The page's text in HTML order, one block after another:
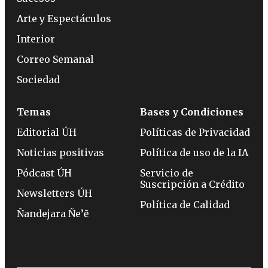
Arte y Espectáculos
Interior
Correo Semanal
Sociedad
Temas
Editorial ÚH
Noticias positivas
Pódcast ÚH
Newsletters ÚH
Ñandejara Ñe’ẽ
Bases y Condiciones
Políticas de Privacidad
Política de uso de la IA
Servicio de
Suscripción a Crédito
Política de Calidad